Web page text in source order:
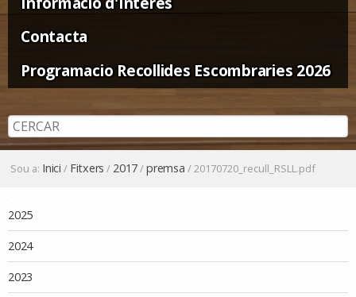
Contacta
Programacio Recollides Escombraries 2026
Sou a: Inici / Fitxers / 2017/premsa /20170720_recull_RSLL.pdf
2025
2024
2023